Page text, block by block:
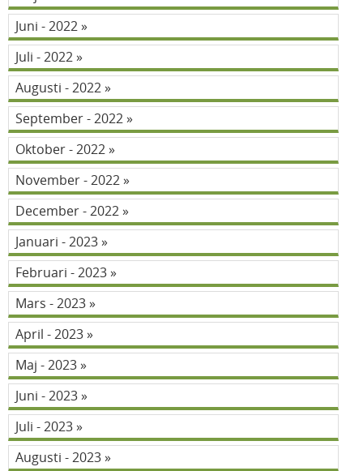
Juni - 2022
Juli - 2022
Augusti - 2022
September - 2022
Oktober - 2022
November - 2022
December - 2022
Januari - 2023
Februari - 2023
Mars - 2023
April - 2023
Maj - 2023
Juni - 2023
Juli - 2023
Augusti - 2023